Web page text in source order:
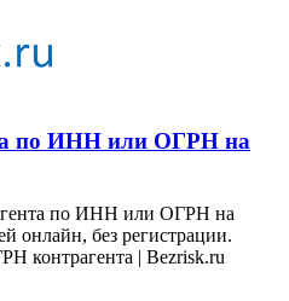
по ИНН или ОГРН на
по ИНН или ОГРН на
онлайн, без регистрации.
контрагента | Bezrisk.ru